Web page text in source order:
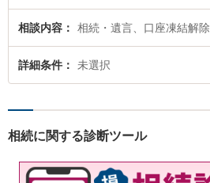
相談内容 相続・遺言、口座凍結解除
詳細条件 未選択
相続に関する診断ツール